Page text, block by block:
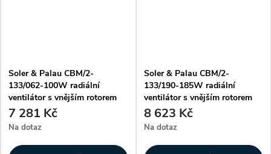
Soler & Palau CBM/2-
133/062-100W radiální
ventilátor s vnějším rotorem
7 281 Kč
Na dotaz
Soler & Palau CBM/2-
133/190-185W radiální
ventilátor s vnějším rotorem
8 623 Kč
Na dotaz